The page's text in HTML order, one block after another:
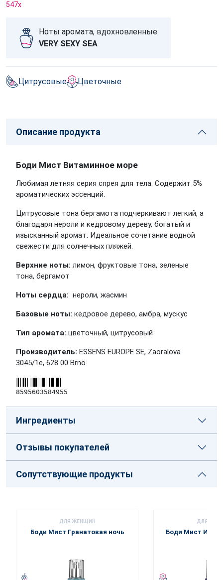
547x
Ноты аромата, вдохновленные:
VERY SEXY SEA
Цитрусовые Цветочные
Описание продукта
Боди Мист Витаминное море
Любимая летняя серия спрея для тела. Содержит 5%
ароматических эссенций.
Цитрусовые тона бергамота подчеркивают легкий, а
благодаря нероли и кедровому дереву, богатый и
изысканный аромат. Идеальное сочетание водной
свежести для солнечных пляжей.
Верхние ноты: лимон, фруктовые тона, зеленые
тона, бергамот
Ноты сердца: нероли, жасмин
Базовые ноты: кедровое дерево, амбра, мускус
Тип аромата: цветочный, цитрусовый
Производитель: ESSENS EUROPE SE, Zaoralova
3045/1e, 628 00 Brno
8595603584955
Ингредиенты
Отзывы покупателей
Сопутствующие продукты
ДЛЯ ЖЕНЩИН
Боди Мист Гранатовая ночь
ДЛЯ
Боди Мист